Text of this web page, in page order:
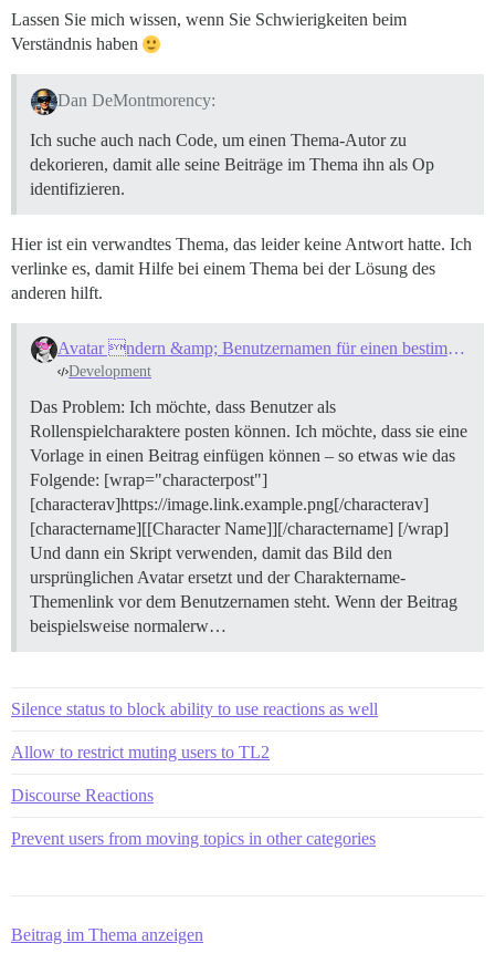
Lassen Sie mich wissen, wenn Sie Schwierigkeiten beim
Verständnis haben
Dan DeMontmorency:
Ich suche auch nach Code, um einen Thema-Autor zu
dekorieren, damit alle seine Beiträge im Thema ihn als Op
identifizieren.
Hier ist ein verwandtes Thema, das leider keine Antwort hatte. Ich
verlinke es, damit Hilfe bei einem Thema bei der Lösung des
anderen hilft.
Avatar ndern &amp; Benutzernamen für einen bestimmten Beitrag
Development
Das Problem: Ich möchte, dass Benutzer als
Rollenspielcharaktere posten können. Ich möchte, dass sie eine
Vorlage in einen Beitrag einfügen können – so etwas wie das
Folgende: [wrap="characterpost"]
[characterav]https://image.link.example.png[/characterav]
[charactername][[Character Name]][/charactername] [/wrap]
Und dann ein Skript verwenden, damit das Bild den
ursprünglichen Avatar ersetzt und der Charaktername-
Themenlink vor dem Benutzernamen steht. Wenn der Beitrag
beispielsweise normalerw…
Silence status to block ability to use reactions as well
Allow to restrict muting users to TL2
Discourse Reactions
Prevent users from moving topics in other categories
Beitrag im Thema anzeigen